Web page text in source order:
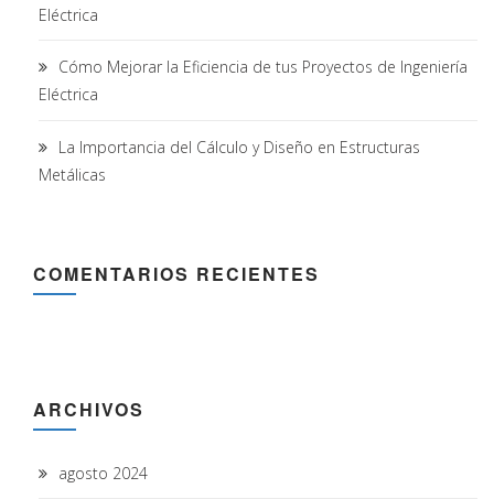
Eléctrica
Cómo Mejorar la Eficiencia de tus Proyectos de Ingeniería
Eléctrica
La Importancia del Cálculo y Diseño en Estructuras
Metálicas
COMENTARIOS RECIENTES
ARCHIVOS
agosto 2024